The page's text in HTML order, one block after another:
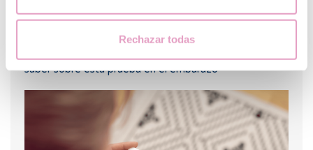
Rechazar todas
Curva larga de glucosa o TTOG: todo lo que debes
saber sobre esta prueba en el embarazo